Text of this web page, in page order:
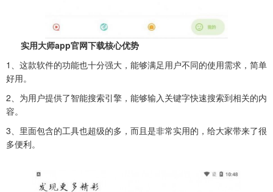
实用大师app官网下载核心优势
1、这款软件的功能也十分强大，能够满足用户不同的使用需求，简单
好用。
2、为用户提供了智能搜索引擎，能够输入关键字快速搜索到相关的内
容。
3、里面包含的工具也超级的多，而且是非常实用的，给大家带来了很
多便利。